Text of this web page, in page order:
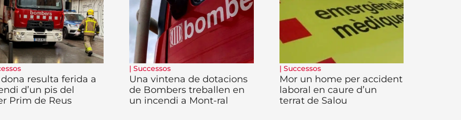
resulta ferida a
d’un pis del
Prim de Reus
| Successos
Una vintena de dotacions
de Bombers treballen en
un incendi a Mont-ral
| Successos
Mor un home per accident
laboral en caure d’un
terrat de Salou